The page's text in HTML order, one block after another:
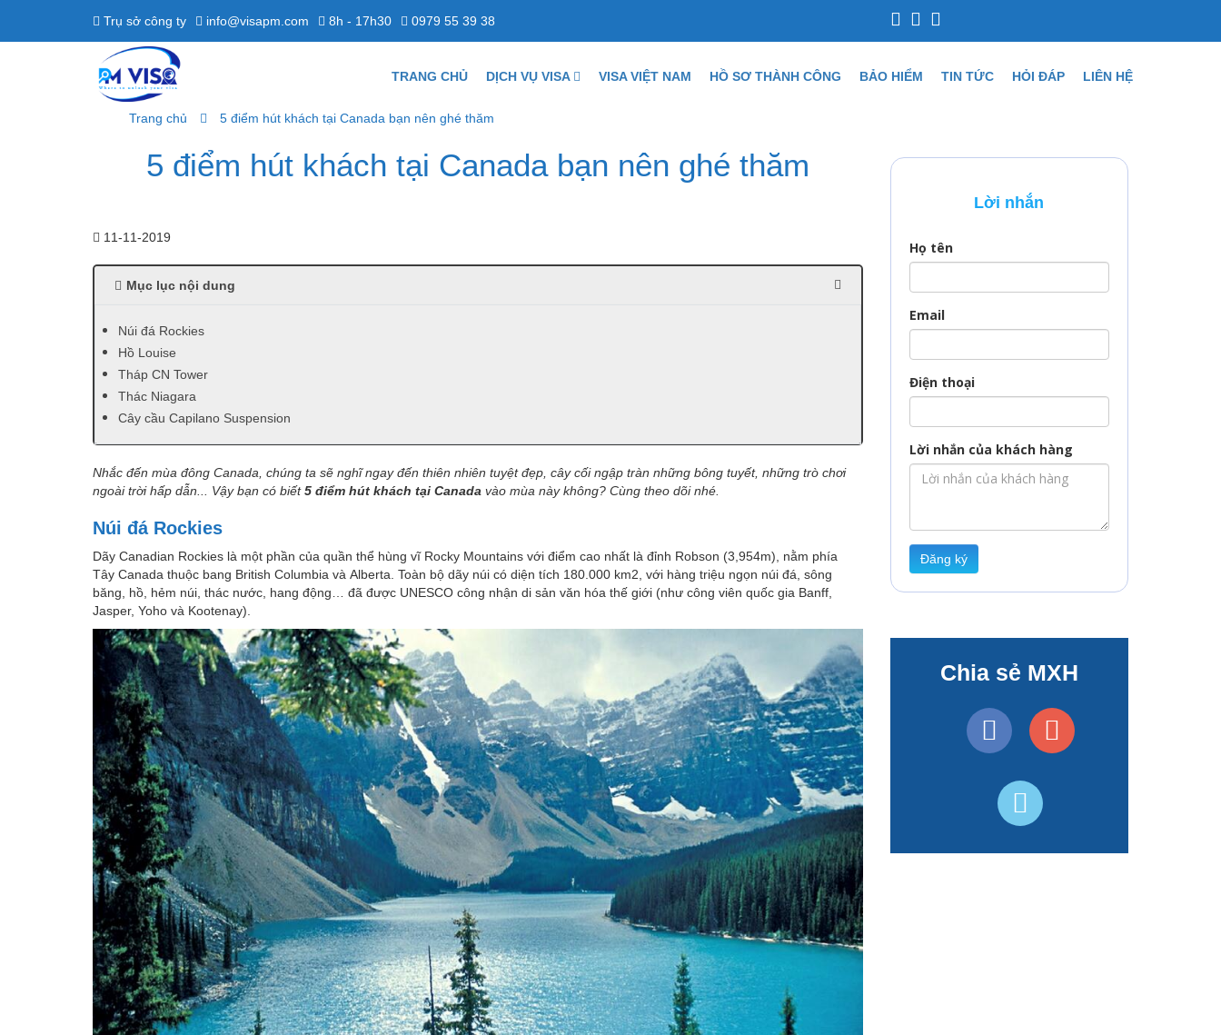
Trụ sở công ty info@visapm.com 8h - 17h30 0979 55 39 38
TRANG CHỦ DỊCH VỤ VISA VISA VIỆT NAM HỒ SƠ THÀNH CÔNG BẢO HIỂM TIN TỨC HỎI ĐÁP LIÊN HỆ
Trang chủ 5 điểm hút khách tại Canada bạn nên ghé thăm
5 điểm hút khách tại Canada bạn nên ghé thăm
11-11-2019
Mục lục nội dung
Núi đá Rockies
Hồ Louise
Tháp CN Tower
Thác Niagara
Cây cầu Capilano Suspension
Nhắc đến mùa đông Canada, chúng ta sẽ nghĩ ngay đến thiên nhiên tuyệt đẹp, cây cối ngập tràn những bông tuyết, những trò chơi
ngoài trời hấp dẫn... Vậy bạn có biết5 điểm hút khách tại Canada vào mùa này không? Cùng theo dõi nhé.
Núi đá Rockies
Dãy Canadian Rockies là một phần của quần thể hùng vĩ Rocky Mountains với điểm cao nhất là đỉnh Robson (3,954m), nằm phía
Tây Canada thuộc bang British Columbia và Alberta. Toàn bộ dãy núi có diện tích 180.000 km2, với hàng triệu ngọn núi đá, sông
băng, hồ, hẻm núi, thác nước, hang động… đã được UNESCO công nhận di sản văn hóa thế giới (như công viên quốc gia Banff,
Jasper, Yoho và Kootenay).
Lời nhắn
Họ tên
Email
Điện thoại
Lời nhắn của khách hàng
Đăng ký
Chia sẻ MXH